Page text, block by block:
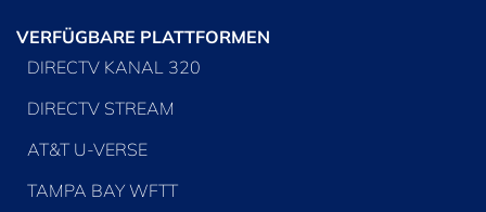
VERFÜGBARE PLATTFORMEN
DIRECTV KANAL 320
DIRECTV STREAM
AT&T U-VERSE
TAMPA BAY WFTT